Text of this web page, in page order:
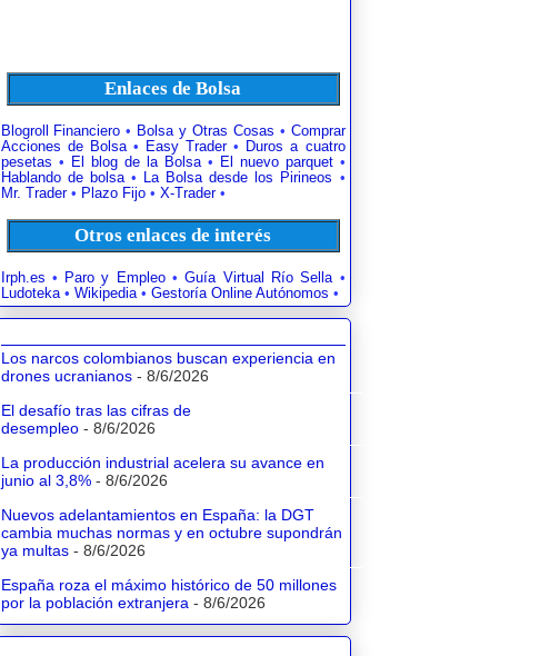
Enlaces de Bolsa
Blogroll Financiero • Bolsa y Otras Cosas • Comprar
Acciones de Bolsa• Easy Trader•
Duros a cuatro
pesetas • El blog de la Bolsa• El nuevo parquet•
Hablando de bolsa• La Bolsa desde los Pirineos •
Mr. Trader• Plazo Fijo• X-Trader•
Otros enlaces de interés
Irph.es • Paro y Empleo•Guía Virtual Río Sella•
Ludoteka• Wikipedia• Gestoría Online Autónomos •
Los narcos colombianos buscan experiencia en
drones ucranianos- 8/6/2026
El desafío tras las cifras de
desempleo- 8/6/2026
La producción industrial acelera su avance en
junio al 3,8%- 8/6/2026
Nuevos adelantamientos en España: la DGT
cambia muchas normas y en octubre supondrán
ya multas- 8/6/2026
España roza el máximo histórico de 50 millones
por la población extranjera - 8/6/2026